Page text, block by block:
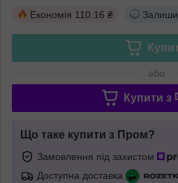
Економія 110.16 ₴
або
Купити з
Що таке купити з Пром?
Замовлення під захистом
Доступна доставка